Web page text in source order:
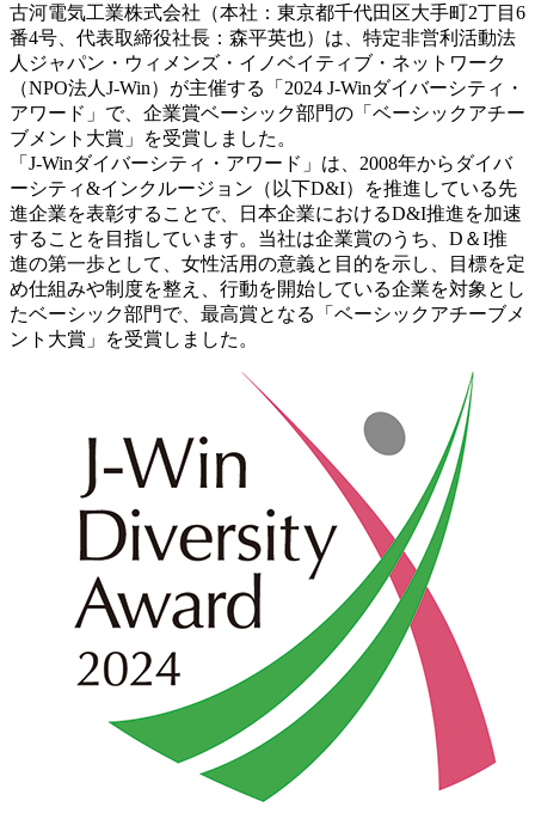
古河電気工業株式会社（本社：東京都千代田区大手町2丁目6
番4号、代表取締役社長：森平英也）は、特定非営利活動法
人ジャパン・ウィメンズ・イノベイティブ・ネットワーク
（NPO法人J-Win）が主催する「2024 J-Winダイバーシティ・
アワード」で、企業賞ベーシック部門の「ベーシックアチー
ブメント大賞」を受賞しました。
「J-Winダイバーシティ・アワード」は、2008年からダイバ
ーシティ&インクルージョン（以下D&I）を推進している先
進企業を表彰することで、日本企業におけるD&I推進を加速
することを目指しています。当社は企業賞のうち、D＆I推
進の第一歩として、女性活用の意義と目的を示し、目標を定
め仕組みや制度を整え、行動を開始している企業を対象とし
たベーシック部門で、最高賞となる「ベーシックアチーブメ
ント大賞」を受賞しました。